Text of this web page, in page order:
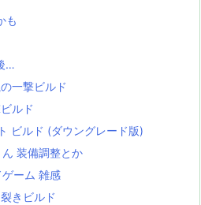
も
…
一撃ビルド
ルド
ビルド (ダウングレード版)
装備調整とか
ーム 雑感
きビルド